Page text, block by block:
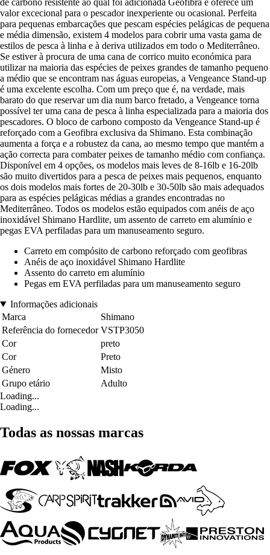
de carbono resistente ao qual foi adicionada Geofibra e oferece um
valor excecional para o pescador inexperiente ou ocasional. Perfeita
para pequenas embarcações que pescam espécies pelágicas de pequena
e média dimensão, existem 4 modelos para cobrir uma vasta gama de
estilos de pesca à linha e à deriva utilizados em todo o Mediterrâneo.
Se estiver à procura de uma cana de corrico muito económica para
utilizar na maioria das espécies de peixes grandes de tamanho pequeno
a médio que se encontram nas águas europeias, a Vengeance Stand-up
é uma excelente escolha. Com um preço que é, na verdade, mais
barato do que reservar um dia num barco fretado, a Vengeance torna
possível ter uma cana de pesca à linha especializada para a maioria dos
pescadores. O bloco de carbono composto da Vengeance Stand-up é
reforçado com a Geofibra exclusiva da Shimano. Esta combinação
aumenta a força e a robustez da cana, ao mesmo tempo que mantém a
ação correcta para combater peixes de tamanho médio com confiança.
Disponível em 4 opções, os modelos mais leves de 8-16lb e 16-20lb
são muito divertidos para a pesca de peixes mais pequenos, enquanto
os dois modelos mais fortes de 20-30lb e 30-50lb são mais adequados
para as espécies pelágicas médias a grandes encontradas no
Mediterrâneo. Todos os modelos estão equipados com anéis de aço
inoxidável Shimano Hardlite, um assento de carreto em alumínio e
pegas EVA perfiladas para um manuseamento seguro.
Carreto em compósito de carbono reforçado com geofibras
Anéis de aço inoxidável Shimano Hardlite
Assento do carreto em alumínio
Pegas em EVA perfiladas para um manuseamento seguro
Informações adicionais
Marca
Shimano
Referência do fornecedor VSTP3050
Cor
preto
Cor
Preto
Género
Misto
Grupo etário
Adulto
Loading...
Loading...
Todas as nossas marcas